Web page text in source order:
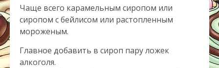
Чаще всего карамельным сиропом или
сиропом с бейлисом или растопленным
мороженым.
Главное добавить в сироп пару ложек
алкоголя.